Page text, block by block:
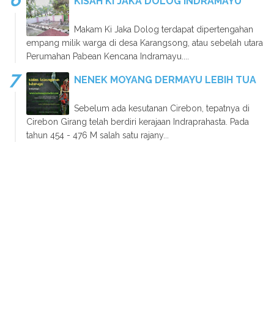
Makam Ki Jaka Dolog terdapat dipertengahan
empang milik warga di desa Karangsong, atau sebelah utara
Perumahan Pabean Kencana Indramayu....
NENEK MOYANG DERMAYU LEBIH TUA
Sebelum ada kesutanan Cirebon, tepatnya di
Cirebon Girang telah berdiri kerajaan Indraprahasta. Pada
tahun 454 - 476 M salah satu rajany...